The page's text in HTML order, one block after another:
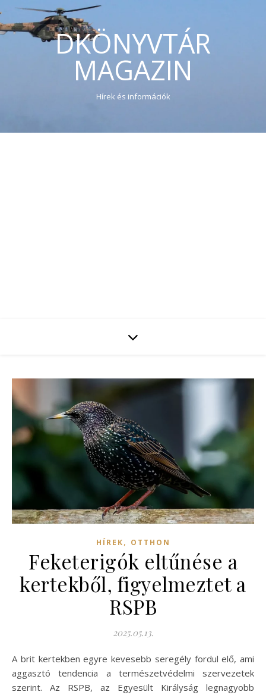
DKÖNYVTÁR
MAGAZIN
Hírek és információk
HÍREK, OTTHON
Feketerigók eltűnése a
kertekből, figyelmeztet a
RSPB
2025.05.13.
A brit kertekben egyre kevesebb seregély fordul elő, ami
aggasztó tendencia a természetvédelmi szervezetek
szerint. Az RSPB, az Egyesült Királyság legnagyobb